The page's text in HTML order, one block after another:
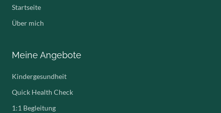
Startseite
Über mich
Meine Angebote
Kindergesundheit
Quick Health Check
1:1 Begleitung